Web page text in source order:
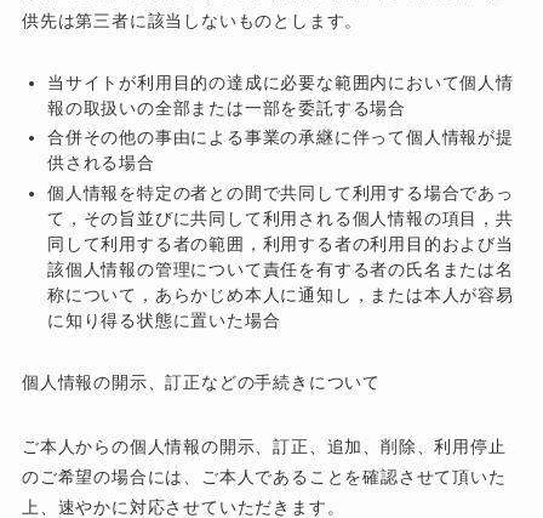
供先は第三者に該当しないものとします。
当サイトが利用目的の達成に必要な範囲内において個人情
報の取扱いの全部または一部を委託する場合
合併その他の事由による事業の承継に伴って個人情報が提
供される場合
個人情報を特定の者との間で共同して利用する場合であっ
て，その旨並びに共同して利用される個人情報の項目，共
同して利用する者の範囲，利用する者の利用目的および当
該個人情報の管理について責任を有する者の氏名または名
称について，あらかじめ本人に通知し，または本人が容易
に知り得る状態に置いた場合
個人情報の開示、訂正などの手続きについて
ご本人からの個人情報の開示、訂正、追加、削除、利用停止
のご希望の場合には、ご本人であることを確認させて頂いた
上、速やかに対応させていただきます。